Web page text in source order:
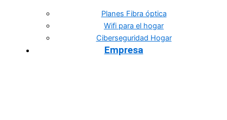
Planes Fibra óptica
Wifi para el hogar
Ciberseguridad Hogar
Empresa